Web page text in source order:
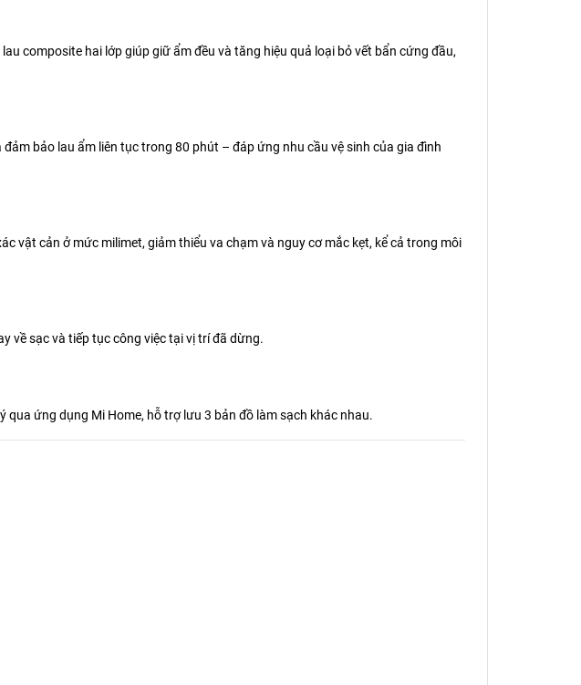
composite hai lớp giúp giữ ẩm đều và tăng hiệu quả loại bỏ vết bẩn cứng đầu,
bảo lau ẩm liên tục trong 80 phút – đáp ứng nhu cầu vệ sinh của gia đình
vật cản ở mức milimet, giảm thiểu va chạm và nguy cơ mắc kẹt, kể cả trong môi
về sạc và tiếp tục công việc tại vị trí đã dừng.
ứng dụng Mi Home, hỗ trợ lưu 3 bản đồ làm sạch khác nhau.